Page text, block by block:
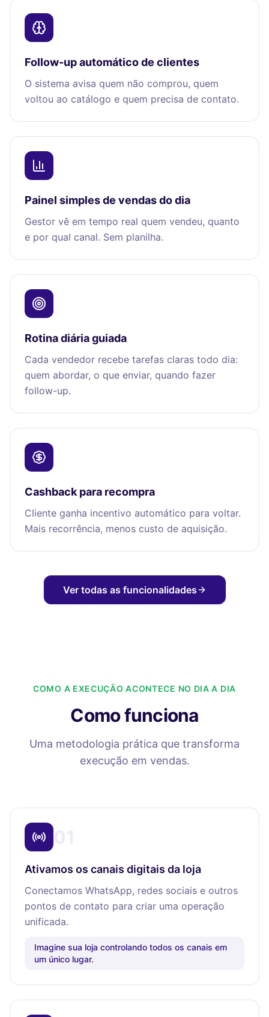
Follow-up automático de clientes
O sistema avisa quem não comprou, quem
voltou ao catálogo e quem precisa de contato.
Painel simples de vendas do dia
Gestor vê em tempo real quem vendeu, quanto
e por qual canal. Sem planilha.
Rotina diária guiada
Cada vendedor recebe tarefas claras todo dia:
quem abordar, o que enviar, quando fazer
follow-up.
Cashback para recompra
Cliente ganha incentivo automático para voltar.
Mais recorrência, menos custo de aquisição.
Ver todas as funcionalidades
COMO A EXECUÇÃO ACONTECE NO DIA A DIA
Como funciona
Uma metodologia prática que transforma
execução em vendas.
Ativamos os canais digitais da loja
Conectamos WhatsApp, redes sociais e outros
pontos de contato para criar uma operação
unificada.
Imagine sua loja controlando todos os canais em
um único lugar.